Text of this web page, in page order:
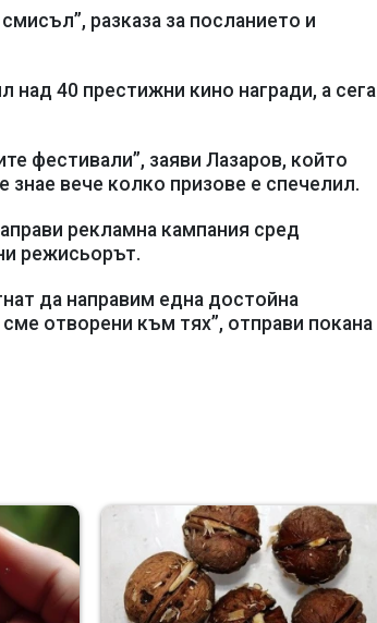
разказа за посланието и
над 40 престижни кино награди, а сега
фестивали”, заяви Лазаров, който
вече колко призове е спечелил.
рекламна кампания сред
режисьорът.
да направим една достойна
отворени към тях”, отправи покана